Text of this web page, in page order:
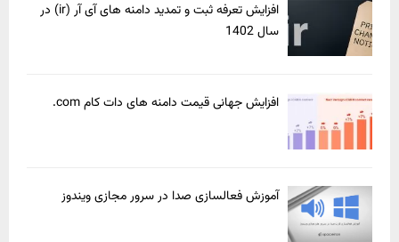
افزایش تعرفه ثبت و تمدید دامنه های آی آر (ir) در
سال 1402
افزایش جهانی قیمت دامنه های دات کام com.
آموزش فعالسازی صدا در سرور مجازی ویندوز